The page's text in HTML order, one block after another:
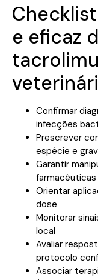
e eficaz
Confirmar
infecções
Prescrever
espécie e
Garantir
Orientar
dose
Monitorar
local
Avaliar
protocolo
Associar